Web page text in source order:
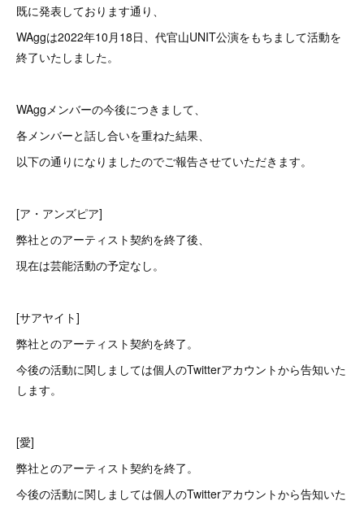
既に発表しております通り、
WAggは2022年10月18日、代官山UNIT公演をもちまして活動を
終了いたしました。
WAggメンバーの今後につきまして、
各メンバーと話し合いを重ねた結果、
以下の通りになりましたのでご報告させていただきます。
[ア・アンズピア]
弊社とのアーティスト契約を終了後、
現在は芸能活動の予定なし。
[サアヤイト]
弊社とのアーティスト契約を終了。
今後の活動に関しましては個人のTwitterアカウントから告知いた
します。
[愛]
弊社とのアーティスト契約を終了。
今後の活動に関しましては個人のTwitterアカウントから告知いた